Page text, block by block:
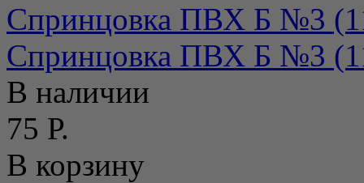
Спринцовка ПВХ Б №3
Спринцовка ПВХ Б №3
В наличии
75 Р.
В корзину